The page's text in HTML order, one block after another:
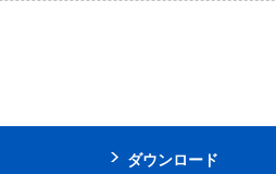
ダウンロード